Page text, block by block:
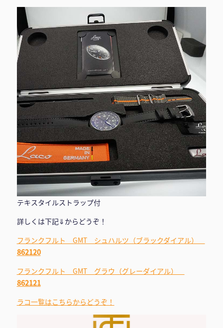
テキスタイルストラップ付
詳しくは下記⇓からどうぞ！
フランクフルト GMT シュハルツ（ブラックダイアル）
862120
フランクフルト GMT グラウ（グレーダイアル）
862121
ラコ一覧はこちらからどうぞ！